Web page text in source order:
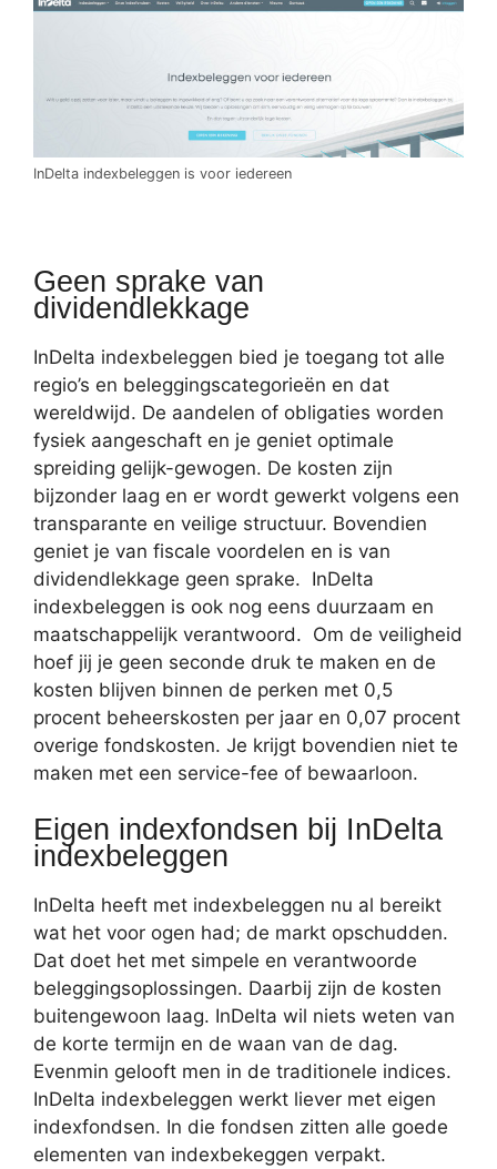
InDelta indexbeleggen is voor iedereen
Geen sprake van
dividendlekkage
InDelta indexbeleggen bied je toegang tot alle
regio’s en beleggingscategorieën en dat
wereldwijd. De aandelen of obligaties worden
fysiek aangeschaft en je geniet optimale
spreiding gelijk-gewogen. De kosten zijn
bijzonder laag en er wordt gewerkt volgens een
transparante en veilige structuur. Bovendien
geniet je van fiscale voordelen en is van
dividendlekkage geen sprake. InDelta
indexbeleggen is ook nog eens duurzaam en
maatschappelijk verantwoord. Om de veiligheid
hoef jij je geen seconde druk te maken en de
kosten blijven binnen de perken met 0,5
procent beheerskosten per jaar en 0,07 procent
overige fondskosten. Je krijgt bovendien niet te
maken met een service-fee of bewaarloon.
Eigen indexfondsen bij InDelta
indexbeleggen
InDelta heeft met indexbeleggen nu al bereikt
wat het voor ogen had; de markt opschudden.
Dat doet het met simpele en verantwoorde
beleggingsoplossingen. Daarbij zijn de kosten
buitengewoon laag. InDelta wil niets weten van
de korte termijn en de waan van de dag.
Evenmin gelooft men in de traditionele indices.
InDelta indexbeleggen werkt liever met eigen
indexfondsen. In die fondsen zitten alle goede
elementen van indexbekeggen verpakt.